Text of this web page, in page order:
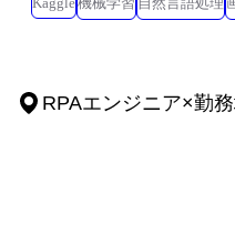
RPAエンジニア×勤